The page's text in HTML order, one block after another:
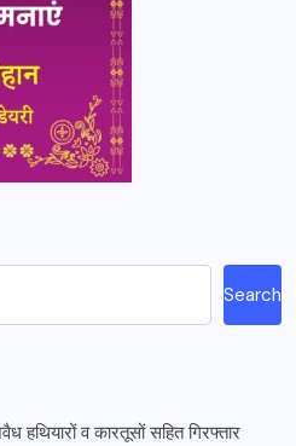
Search
हथियारों व कारतूसों सहित गिरफ्तार